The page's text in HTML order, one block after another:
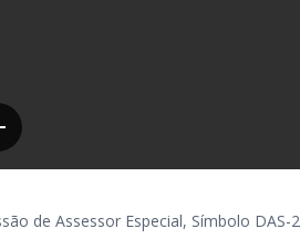
de Assessor Especial, Símbolo DAS-